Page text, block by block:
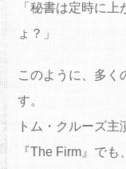
「秘書は定時に
ょ？」
このように、多く
す。
トム・クルーズ
『The Firm』で